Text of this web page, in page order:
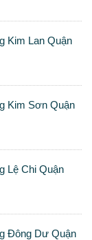
Kim Lan Quận
Kim Sơn Quận
Lệ Chi Quận
Đông Dư Quận